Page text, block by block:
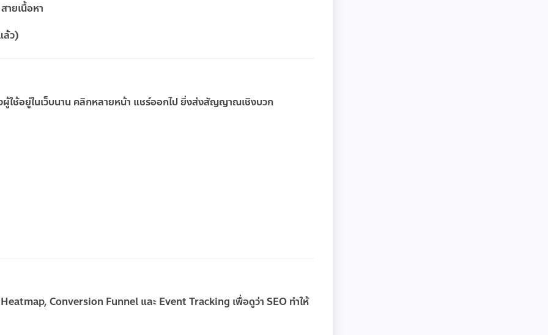
ยเนื้อหา
ล้ว)
ช้อยู่ในเว็บนาน คลิกหลายหน้า แชร์ออกไป ยิ่งส่งสัญญาณเชิงบวก
Conversion Funnel และ Event Tracking เพื่อดูว่า SEO ทำให้